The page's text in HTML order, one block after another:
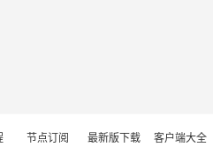
节点订阅 最新版下载 客户端大全